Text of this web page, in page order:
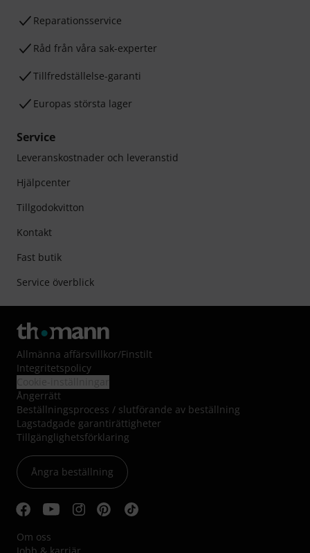
Reparationsservice
Råd från våra sak-experter
Tillfredställelse-garanti
Europas största lager
Service
Leveranskostnader och leveranstid
Hjälpcenter
Tillgodokvitton
Kontakt
Fast butik
Service överblick
Allmänna affärsvillkor/Finstilt
Integritetspolicy
Ångerrätt
Beställningsprocess / slutförande av beställning
Lagstadgade garantirättigheter
Tillgänglighetsförklaring
Ångra beställning
Om oss